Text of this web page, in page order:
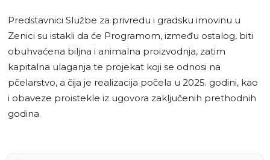
Predstavnici Službe za privredu i gradsku imovinu u
Zenici su istakli da će Programom, između ostalog, biti
obuhvaćena biljna i animalna proizvodnja, zatim
kapitalna ulaganja te projekat koji se odnosi na
pčelarstvo, a čija je realizacija počela u 2025. godini, kao
i obaveze proistekle iz ugovora zaključenih prethodnih
godina.